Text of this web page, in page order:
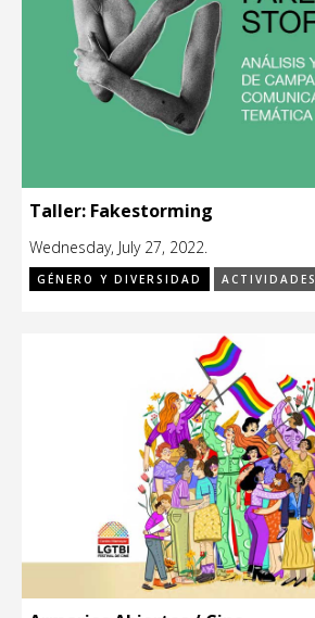
Taller: Fakestorming
Wednesday, July 27, 2022.
GÉNERO Y DIVERSIDAD ACTIVIDADES